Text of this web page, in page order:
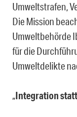
Umweltstrafen,
Die Mission
Umweltbehörde
für die
Umweltdelikte
„Integration